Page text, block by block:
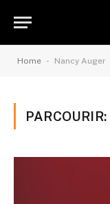
Home - Nancy Auger
PARCOURIR: